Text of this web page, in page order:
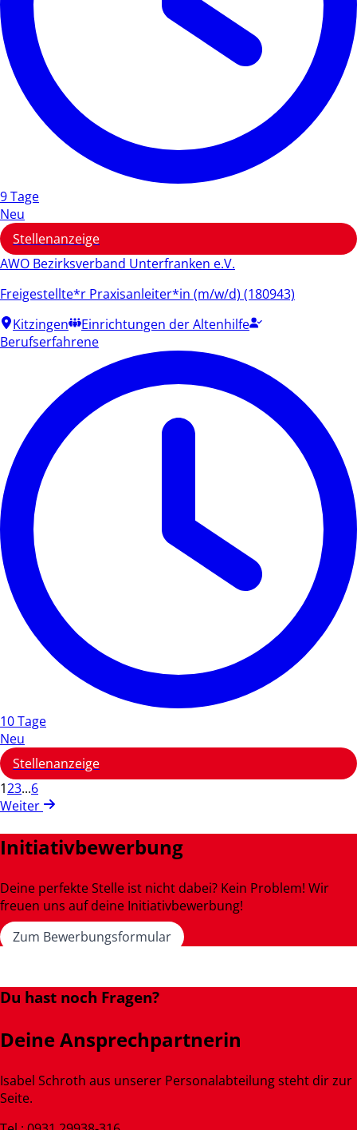
9 Tage
Neu
Stellenanzeige
AWO Bezirksverband Unterfranken e.V.
Freigestellte*r Praxisanleiter*in (m/w/d) (180943)
Kitzingen
Einrichtungen der Altenhilfe
Berufserfahrene
10 Tage
Neu
Stellenanzeige
123...6
Weiter
Initiativbewerbung
Deine perfekte Stelle ist nicht dabei? Kein Problem! Wir
freuen uns auf deine Initiativbewerbung!
Zum Bewerbungsformular
Du hast noch Fragen?
Deine Ansprechpartnerin
Isabel Schroth aus unserer Personalabteilung steht dir zur
Seite.